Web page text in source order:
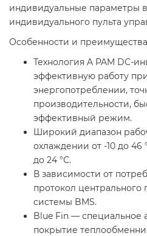
индивидуальные параметры
индивидуального пульта
Особенности и
Технология A PAM DC-
эффективную работу
энергопотреблении,
производительности,
эффективный режим.
Широкий диапазон
охлаждении от -10 до 46
до 24 °С.
В зависимости от
протокол центрального
системы BMS.
Blue Fin — специальное
покрытие